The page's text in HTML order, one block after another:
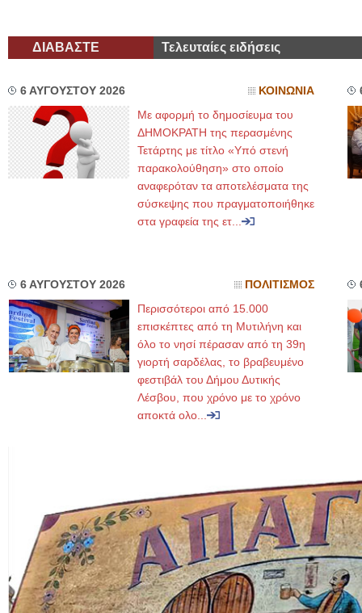
ΔΙΑΒΑΣΤΕ Τελευταίες ειδήσεις
6 ΑΥΓΟΥΣΤΟΥ 2026 ΚΟΙΝΩΝΙΑ
Με αφορμή το δημοσίευμα του
ΔΗΜΟΚΡΑΤΗ της περασμένης
Τετάρτης με τίτλο «Υπό στενή
παρακολούθηση» στο οποίο
αναφερόταν τα αποτελέσματα της
σύσκεψης που πραγματοποιήθηκε
στα γραφεία της ετ...
6 ΑΥΓΟΥΣΤΟΥ 2026 ΠΟΛΙΤΙΣΜΟΣ
Περισσότεροι από 15.000
επισκέπτες από τη Μυτιλήνη και
όλο το νησί πέρασαν από τη 39η
γιορτή σαρδέλας, το βραβευμένο
φεστιβάλ του Δήμου Δυτικής
Λέσβου, που χρόνο με το χρόνο
αποκτά ολο...